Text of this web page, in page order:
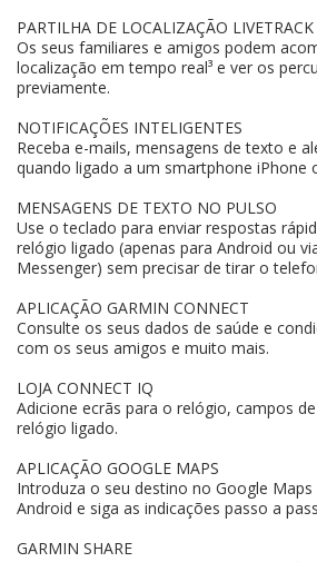
PARTILHA DE LOCALIZAÇÃO LIVETRACK
Os seus familiares e amigos podem
localização em tempo real³ e ver os
previamente.
NOTIFICAÇÕES INTELIGENTES
Receba e-mails, mensagens de texto e
quando ligado a um smartphone iPhone
MENSAGENS DE TEXTO NO PULSO
Use o teclado para enviar respostas
relógio ligado (apenas para Android ou
Messenger) sem precisar de tirar o
APLICAÇÃO GARMIN CONNECT
Consulte os seus dados de saúde e
com os seus amigos e muito mais.
LOJA CONNECT IQ
Adicione ecrãs para o relógio, campos
relógio ligado.
APLICAÇÃO GOOGLE MAPS
Introduza o seu destino no Google
Android e siga as indicações passo a
GARMIN SHARE